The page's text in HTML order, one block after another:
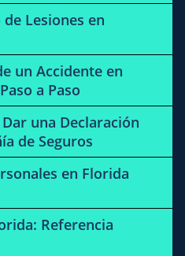
de Lesiones en
un Accidente en
a Paso
una Declaración
de Seguros
en Florida
Referencia